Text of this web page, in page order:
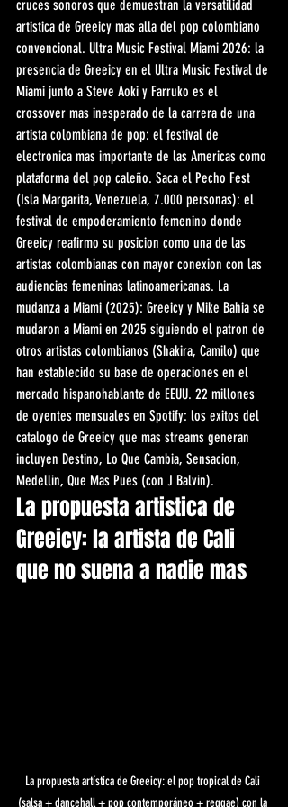
cruces sonoros que demuestran la versatilidad
artistica de Greeicy mas alla del pop colombiano
convencional. Ultra Music Festival Miami 2026: la
presencia de Greeicy en el Ultra Music Festival de
Miami junto a Steve Aoki y Farruko es el
crossover mas inesperado de la carrera de una
artista colombiana de pop: el festival de
electronica mas importante de las Americas como
plataforma del pop caleño. Saca el Pecho Fest
(Isla Margarita, Venezuela, 7.000 personas): el
festival de empoderamiento femenino donde
Greeicy reafirmo su posicion como una de las
artistas colombianas con mayor conexion con las
audiencias femeninas latinoamericanas. La
mudanza a Miami (2025): Greeicy y Mike Bahia se
mudaron a Miami en 2025 siguiendo el patron de
otros artistas colombianos (Shakira, Camilo) que
han establecido su base de operaciones en el
mercado hispanohablante de EEUU. 22 millones
de oyentes mensuales en Spotify: los exitos del
catalogo de Greeicy que mas streams generan
incluyen Destino, Lo Que Cambia, Sensacion,
Medellin, Que Mas Pues (con J Balvin).
La propuesta artistica de
Greeicy: la artista de Cali
que no suena a nadie mas
La propuesta artística de Greeicy: el pop tropical de Cali
(salsa + dancehall + pop contemporáneo + reggae) con la